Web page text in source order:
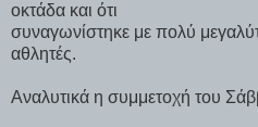
οκτάδα και ότι
συναγωνίστηκε με πολύ
αθλητές.
Αναλυτικά η συμμετοχή του